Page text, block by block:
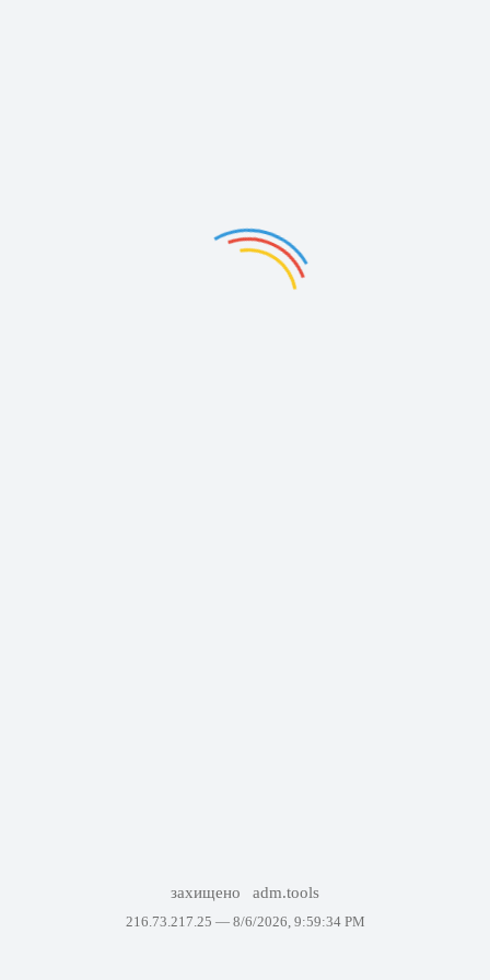
захищено adm.tools
216.73.217.25 — 8/6/2026, 9:59:34 PM